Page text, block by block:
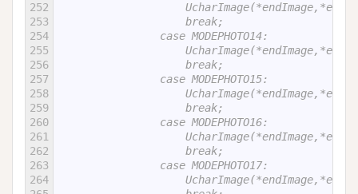
252
253
254
255
256
257
258
259
260
261
262
263
264
break;
case MODEPHOTO14:
break;
case MODEPHOTO15:
break;
case MODEPHOTO16:
break;
case MODEPHOTO17: